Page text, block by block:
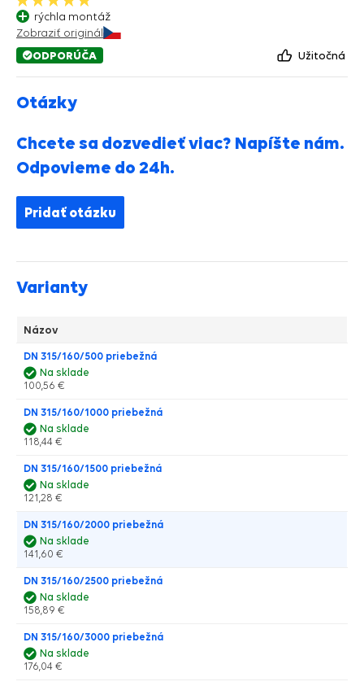
rýchla montáž
Zobraziť originál
ODPORÚČA
Užitočná
Otázky
Chcete sa dozvedieť viac? Napíšte nám.
Odpovieme do 24h.
Pridať otázku
Varianty
Názov
DN 315/160/500 priebežná
Na sklade
100,56 €
DN 315/160/1000 priebežná
Na sklade
118,44 €
DN 315/160/1500 priebežná
Na sklade
121,28 €
DN 315/160/2000 priebežná
Na sklade
141,60 €
DN 315/160/2500 priebežná
Na sklade
158,89 €
DN 315/160/3000 priebežná
Na sklade
176,04 €